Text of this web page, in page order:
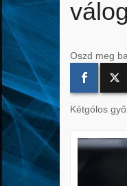
Oszd meg
Kétgólos